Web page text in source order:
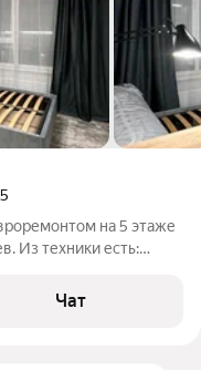
на 5 этаже
Из техники есть:
подъезде 2 лифта - 1
Чат